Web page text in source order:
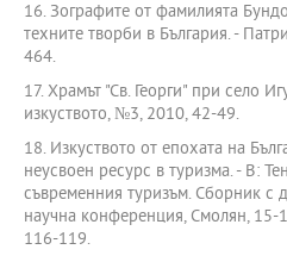
16. Зографите от фамилията
техните творби в България. -
464.
17. Храмът "Св. Георги" при село
изкуството, №3, 2010, 42-49.
18. Изкуството от епохата на
неусвоен ресурс в туризма. - В:
съвременния туризъм. Сборник с
научна конференция, Смолян,
116-119.